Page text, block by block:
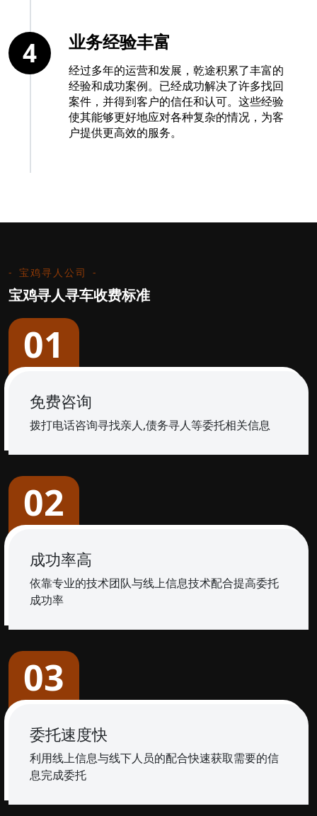
业务经验丰富
经过多年的运营和发展，乾途积累了丰富的
经验和成功案例。已经成功解决了许多找回
案件，并得到客户的信任和认可。这些经验
使其能够更好地应对各种复杂的情况，为客
户提供更高效的服务。
4
宝鸡寻人公司
宝鸡寻人寻车收费标准
01
免费咨询
拨打电话咨询寻找亲人,债务寻人等委托相关信息
02
成功率高
依靠专业的技术团队与线上信息技术配合提高委托
成功率
03
委托速度快
利用线上信息与线下人员的配合快速获取需要的信
息完成委托